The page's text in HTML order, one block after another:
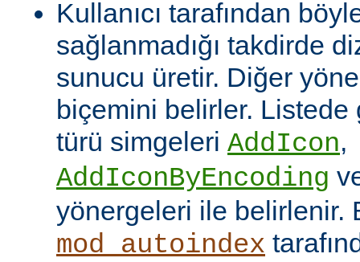
Kullanıcı tarafından
sağlanmadığı takdirde
sunucu üretir. Diğer
biçemini belirler.
türü simgeleri AddIcon,
AddIconByEncoding
yönergeleri ile belirlenir.
mod_autoindex